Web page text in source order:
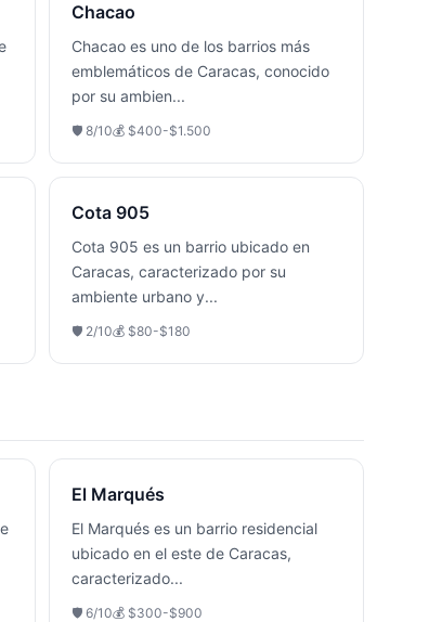
Chacao
Chacao es uno de los barrios más
emblemáticos de Caracas, conocido
por su ambien...
🛡️ 8/10💰 $400-$1.500
Cota 905
Cota 905 es un barrio ubicado en
Caracas, caracterizado por su
ambiente urbano y...
🛡️ 2/10💰 $80-$180
El Marqués
El Marqués es un barrio residencial
ubicado en el este de Caracas,
caracterizado...
🛡️ 6/10💰 $300-$900